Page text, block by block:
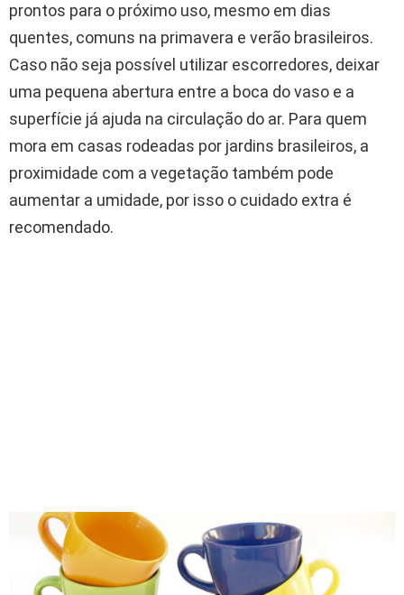
prontos para o próximo uso, mesmo em dias
quentes, comuns na primavera e verão brasileiros.
Caso não seja possível utilizar escorredores, deixar
uma pequena abertura entre a boca do vaso e a
superfície já ajuda na circulação do ar. Para quem
mora em casas rodeadas por jardins brasileiros, a
proximidade com a vegetação também pode
aumentar a umidade, por isso o cuidado extra é
recomendado.